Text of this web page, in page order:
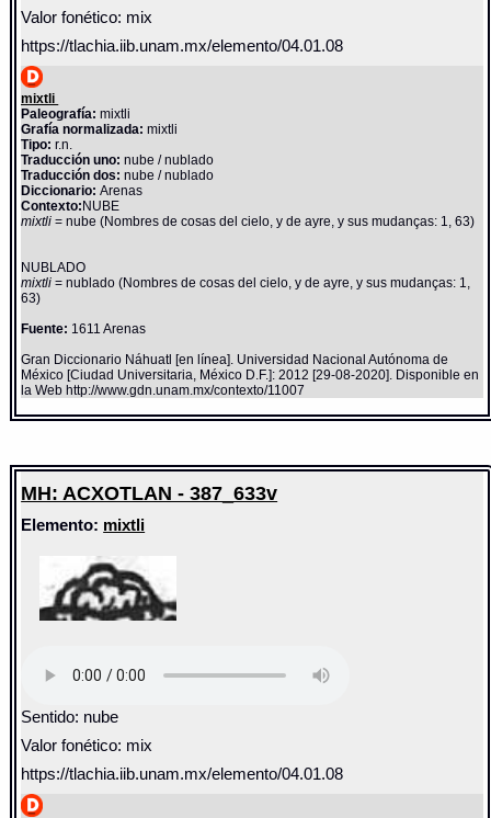
Valor fonético: mix
https://tlachia.iib.unam.mx/elemento/04.01.08
mixtli
Paleografía: mixtli
Grafía normalizada: mixtli
Tipo: r.n.
Traducción uno: nube / nublado
Traducción dos: nube / nublado
Diccionario:Arenas
Contexto: NUBE
mixtli= nube (Nombres de cosas del cielo, y de ayre, y sus mudanças: 1, 63)
NUBLADO
mixtli= nublado (Nombres de cosas del cielo, y de ayre, y sus mudanças: 1,
63)
Fuente: 1611 Arenas
Gran Diccionario Náhuatl [en línea]. Universidad Nacional Autónoma de
México [Ciudad Universitaria, México D.F.]: 2012 [29-08-2020]. Disponible en
la Web http://www.gdn.unam.mx/contexto/11007
MH: ACXOTLAN - 387_633v
Elemento: mixtli
Sentido: nube
Valor fonético: mix
https://tlachia.iib.unam.mx/elemento/04.01.08